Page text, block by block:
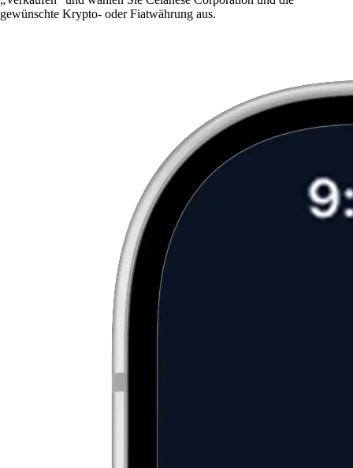
gewünschte Krypto- oder Fiatwährung aus.